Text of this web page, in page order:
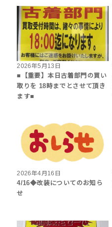
2026年5月13日
■【重要】本日古着部門の買い
取りを 18時までとさせて頂き
ます■
2026年4月16日
4/16◆改装についてのお知ら
せ